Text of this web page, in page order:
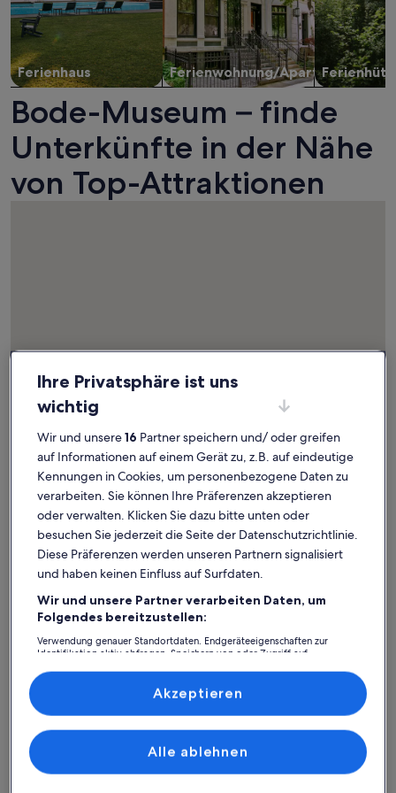
Ferienhaus Ferienwohnung/Apartment
Bode-Museum – finde
Unterkünfte in der Nähe
von Top-Attraktionen
Karte
Bode-Museum
Weitere Informationen zu Bode-Museum. Wird in einem
Bode-Museum: Finde deine
perfekte Unterkunft
Ihre Privatsphäre ist uns
wichtig
Wir und unsere16 Partner speichern und/ oder greifen
auf Informationen auf einem Gerät zu, z.B. auf eindeutige
Kennungen in Cookies, um personenbezogene Daten zu
verarbeiten. Sie können Ihre Präferenzen akzeptieren
oder verwalten. Klicken Sie dazu bitte unten oder
besuchen Sie jederzeit die Seite der Datenschutzrichtlinie.
Diese Präferenzen werden unseren Partnern signalisiert
und haben keinen Einfluss auf Surfdaten.
Wir und unsere Partner verarbeiten Daten, um
Folgendes bereitzustellen:
Verwendung genauer Standortdaten. Endgeräteeigenschaften zur
Identifikation aktiv abfragen. Speichern von oder Zugriff auf
Inhalte, Messung von Werbeleistung und der Performance von Inhalten,
Zielgruppenforschung sowie Entwicklung und Verbesserung von
Liste der Partner (Lieferanten)
Alle ablehnen
Akzeptieren